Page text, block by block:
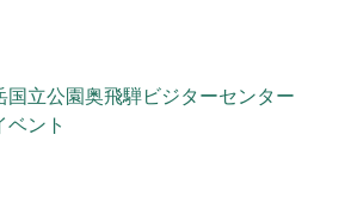
国立公園奥飛騨ビジターセンター
ベント